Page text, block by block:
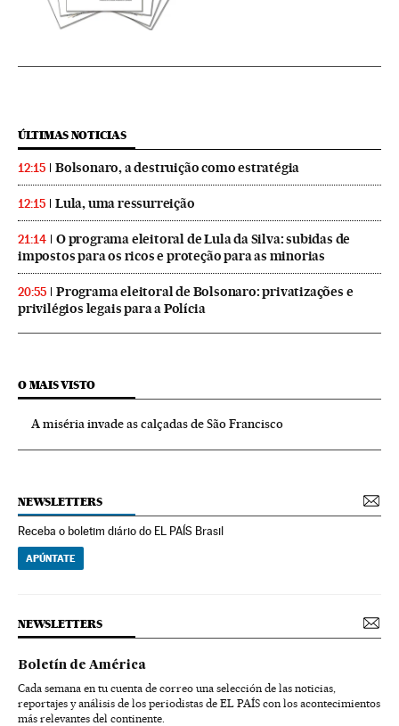
ÚLTIMAS NOTICIAS
12:15 Bolsonaro, a destruição como estratégia
12:15 Lula, uma ressurreição
21:14
O programa eleitoral de Lula da Silva: subidas de
impostos para os ricos e proteção para as minorias
20:55
Programa eleitoral de Bolsonaro: privatizações e
privilégios legais para a Polícia
O MAIS VISTO
A miséria invade as calçadas de São Francisco
NEWSLETTERS
Receba o boletim diário do EL PAÍS Brasil
APÚNTATE
NEWSLETTERS
Boletín de América
Cada semana en tu cuenta de correo una selección de las noticias,
reportajes y análisis de los periodistas de EL PAÍS con los acontecimientos
más relevantes del continente.